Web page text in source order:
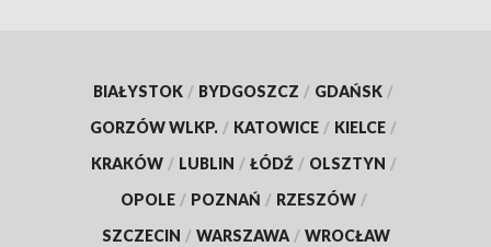
BIAŁYSTOK / BYDGOSZCZ / GDAŃSK /
GORZÓW WLKP. / KATOWICE / KIELCE /
KRAKÓW / LUBLIN / ŁÓDŹ / OLSZTYN /
OPOLE / POZNAŃ / RZESZÓW /
SZCZECIN / WARSZAWA / WROCŁAW